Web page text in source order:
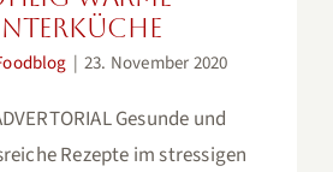
| 23. November 2020
Gesunde und
Rezepte im stressigen